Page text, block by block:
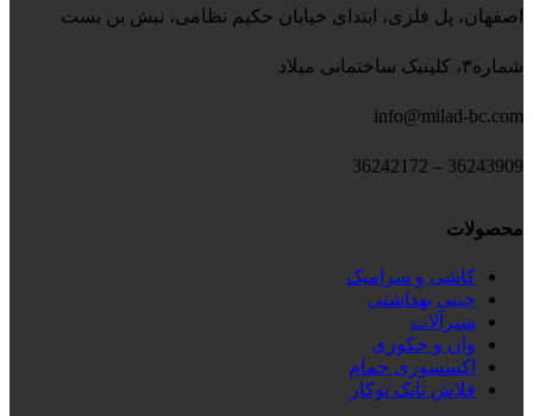
اصفهان، پل فلزی، ابتدای خیابان حکیم نظامی، نبش بن بست
شماره۳، کلینیک ساختمانی میلاد
info@milad-bc.com
36243909 – 36242172
محصولات
کاشی و سرامیک
چینی بهداشتی
شیرآلات
وان و جکوزی
اکسسوری حمام
فلاش تانک توکار